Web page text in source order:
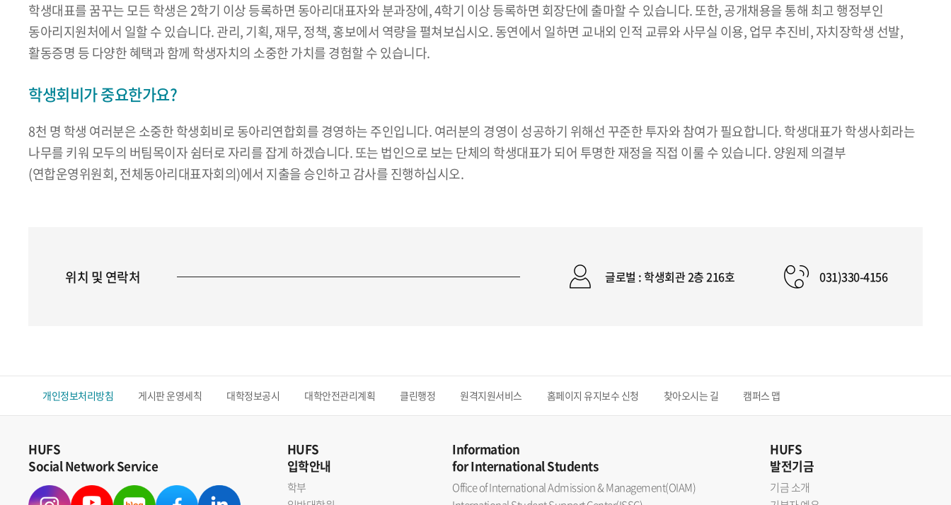
학생대표를 꿈꾸는 모든 학생은 2학기 이상 등록하면 동아리대표자와 분과장에, 4학기 이상 등록하면 회장단에 출마할 수 있습니다. 또한, 공개채용을 통해 최고 행정부인
동아리지원처에서 일할 수 있습니다. 관리, 기획, 재무, 정책, 홍보에서 역량을 펼쳐보십시오. 동연에서 일하면 교내외 인적 교류와 사무실 이용, 업무 추진비, 자치장학생 선발,
활동증명 등 다양한 혜택과 함께 학생자치의 소중한 가치를 경험할 수 있습니다.
학생회비가 중요한가요?
8천 명 학생 여러분은 소중한 학생회비로 동아리연합회를 경영하는 주인입니다. 여러분의 경영이 성공하기 위해선 꾸준한 투자와 참여가 필요합니다. 학생대표가 학생사회라는
나무를 키워 모두의 버팀목이자 쉼터로 자리를 잡게 하겠습니다. 또는 법인으로 보는 단체의 학생대표가 되어 투명한 재정을 직접 이룰 수 있습니다. 양원제 의결부
(연합운영위원회, 전체동아리대표자회의)에서 지출을 승인하고 감사를 진행하십시오.
위치 및 연락처 글로벌 : 학생회관 2층 216호 031)330-4156
개인정보처리방침 게시판 운영세칙 대학정보공시 대학안전관리계획 클린행정 원격지원서비스 홈페이지 유지보수 신청 찾아오시는 길 캠퍼스 맵
HUFS
Social Network Service
HUFS
입학안내
학부
Information
for International Students
Office of International Admission & Management(OIAM)
HUFS
발전기금
기금 소개